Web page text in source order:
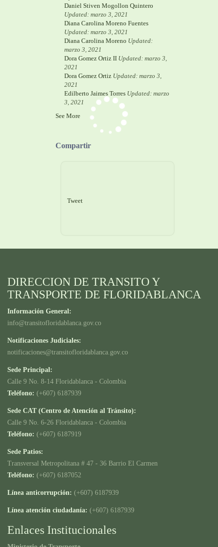
Daniel Stiven Mogollon Quintero
Updated: marzo 3, 2021
Diana Carolina Moreno Fuentes
Updated: marzo 3, 2021
Diana Carolina Moreno Updated:
marzo 3, 2021
Dora Gomez Ortiz II Updated: marzo 3,
2021
Dora Gomez Ortiz Updated: marzo 3,
2021
Edilberto Jaimes Torres Updated: marzo
3, 2021
See More
Compartir
Tweet
DIRECCION DE TRANSITO Y
TRANSPORTE DE FLORIDABLANCA
Información General:
info@transitofloridablanca.gov.co
Notificaciones Judiciales:
notificaciones@transitofloridablanca.gov.co
Sede Principal:
Calle 9 No. 8-14 Floridablanca - Colombia
Teléfono: (+607) 6187939
Sede CAT (Centro de Atención al Tránsito):
Calle 9 No. 6-26 Floridablanca - Colombia
Teléfono: (+607) 6187919
Sede Patios:
Transversal Metropolitana # 47 - 36 Barrio El Carmen
Teléfono: (+607) 6187052
Línea anticorrupción: (+607) 6187939
Línea atención ciudadanía: (+607) 6187939
Enlaces Institucionales